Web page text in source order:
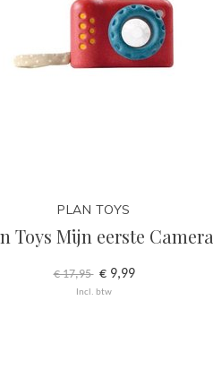
PLAN TOYS
Toys Mijn eerste Camera
€ 17,95 € 9,99
Incl. btw